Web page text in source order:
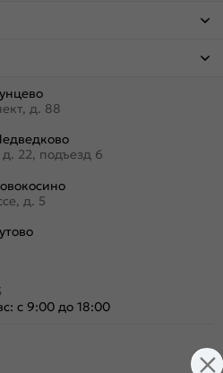
д. 88
22, подъезд 6
д. 5
с 9:00 до 18:00